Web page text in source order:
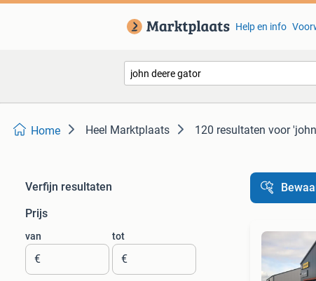
Help en info
Home Heel Marktplaats 120 resultaten voor
Verfijn resultaten
Prijs
van
€
tot
€